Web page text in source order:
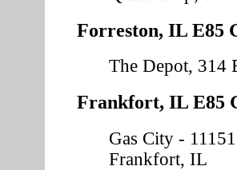
Forreston, IL E85
The Depot, 314
Frankfort, IL E85
Gas City -
Frankfort, IL